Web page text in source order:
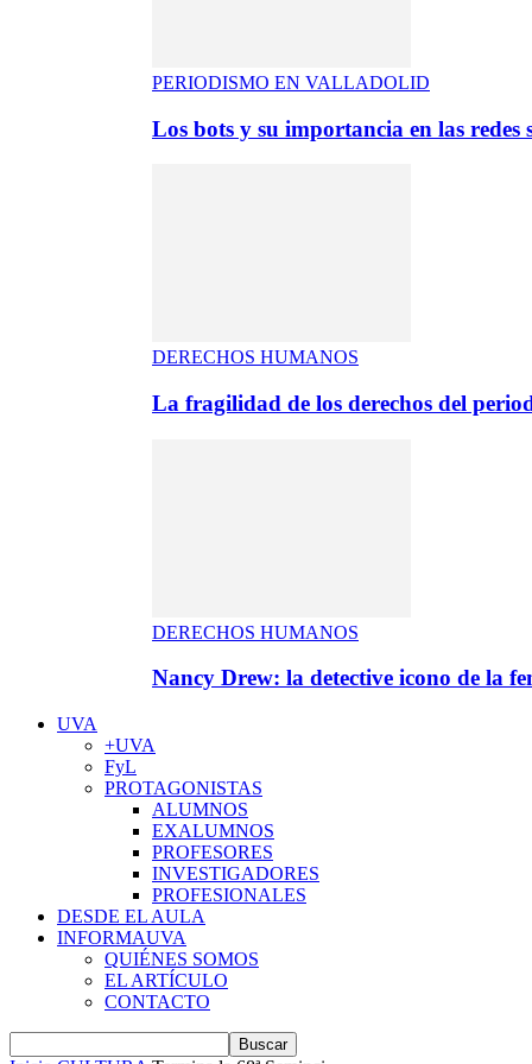
PERIODISMO EN VALLADOLID
Los bots y su importancia en las redes
DERECHOS HUMANOS
La fragilidad de los derechos del
DERECHOS HUMANOS
Nancy Drew: la detective icono de la
UVA
+UVA
FyL
PROTAGONISTAS
ALUMNOS
EXALUMNOS
PROFESORES
INVESTIGADORES
PROFESIONALES
DESDE EL AULA
INFORMAUVA
QUIÉNES SOMOS
EL ARTÍCULO
CONTACTO